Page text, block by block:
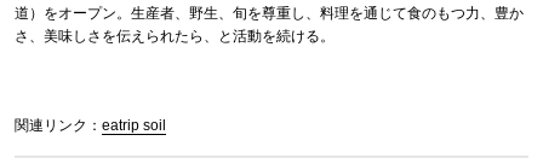
道）をオープン。生産者、野生、旬を尊重し、料理を通じて食のもつ力、豊か
さ、美味しさを伝えられたら、と活動を続ける。
関連リンク： eatrip soil